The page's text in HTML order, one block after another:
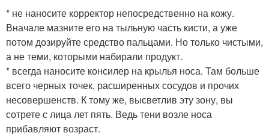
* не наносите корректор непосредственно на кожу.
Вначале мазните его на тыльную часть кисти, а уже
потом дозируйте средство пальцами. Но только чистыми,
а не теми, которыми набирали продукт.
* всегда наносите консилер на крылья носа. Там больше
всего черных точек, расширенных сосудов и прочих
несовершенств. К тому же, высветлив эту зону, вы
сотрете с лица лет пять. Ведь тени возле носа
прибавляют возраст.